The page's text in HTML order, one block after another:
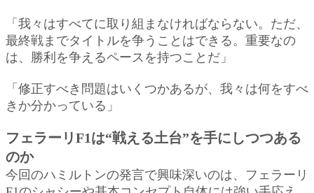
「我々はすべてに取り組まなければならない。ただ、
最終戦までタイトルを争うことはできる。重要なの
は、勝利を争えるペースを持つことだ」
「修正すべき問題はいくつかあるが、我々は何をすべ
きか分かっている」
フェラーリF1は“戦える土台”を手にしつつある
のか
今回のハミルトンの発言で興味深いのは、フェラーリ